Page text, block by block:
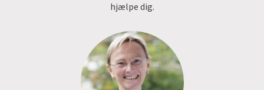
hjælpe dig.